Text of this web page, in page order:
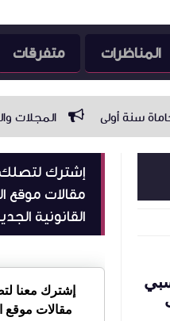
المناظرات متفرقات
المجلات والقوانين التونسية
إشترك
مقالات موقع
القانونية
إشترك معنا
مقالات موقع